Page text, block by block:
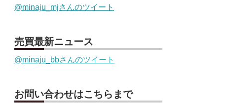
@minaju_mjさんのツイート
売買最新ニュース
@minaju_bbさんのツイート
お問い合わせはこちらまで